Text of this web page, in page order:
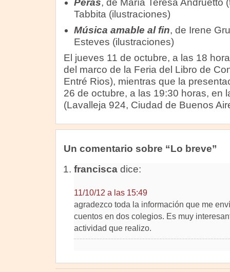
Peras, de María Teresa Andruetto
Tabbita (ilustraciones)
Música amable al fin, de Irene
Esteves (ilustraciones)
El jueves 11 de octubre, a las 18
del marco de la Feria del Libro de
Entré Rios), mientras que la
26 de octubre, a las 19:30 horas, en
(Lavalleja 924, Ciudad de Buenos
Un comentario sobre “Lo breve”
franciscadice:
11/10/12 a las 15:49
agradezco toda la información que me
cuentos en dos colegios. Es muy
actividad que realizo.